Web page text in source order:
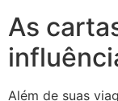
As
Além de suas